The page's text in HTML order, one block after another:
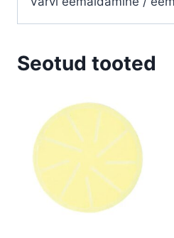
Seotud tooted